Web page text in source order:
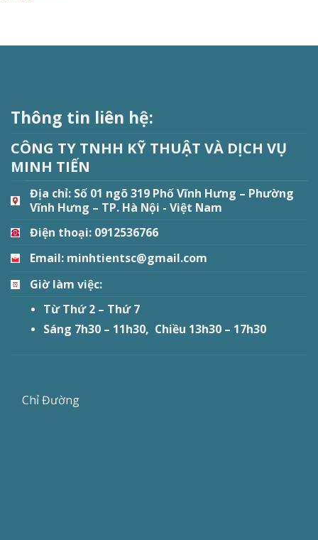
Thông tin liên hệ:
CÔNG TY TNHH KỸ THUẬT VÀ DỊCH VỤ
MINH TIẾN
Địa chỉ: Số 01 ngõ 319 Phố Vĩnh Hưng – Phường
Vĩnh Hưng – TP. Hà Nội - Việt Nam
Điện thoại: 0912536766
Email: minhtientsc@gmail.com
Giờ làm việc:
Từ Thứ 2 – Thứ 7
Sáng 7h30 – 11h30, Chiều 13h30 – 17h30
Chỉ Đường